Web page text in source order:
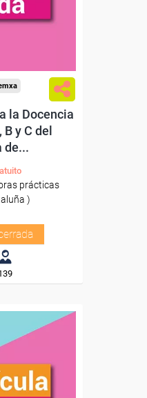
la Docencia
y C del
de...
prácticas
)